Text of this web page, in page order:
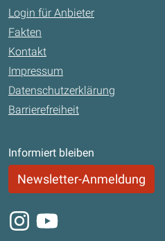
Login für Anbieter
Fakten
Kontakt
Impressum
Datenschutzerklärung
Barrierefreiheit
Informiert bleiben
Newsletter-Anmeldung
Instagram
Youtube